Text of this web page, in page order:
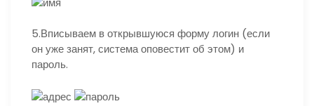
5.Вписываем в открывшуюся форму логин (если
он уже занят, система оповестит об этом) и
пароль.